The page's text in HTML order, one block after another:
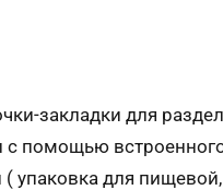
закладки для
с помощью
упаковка для